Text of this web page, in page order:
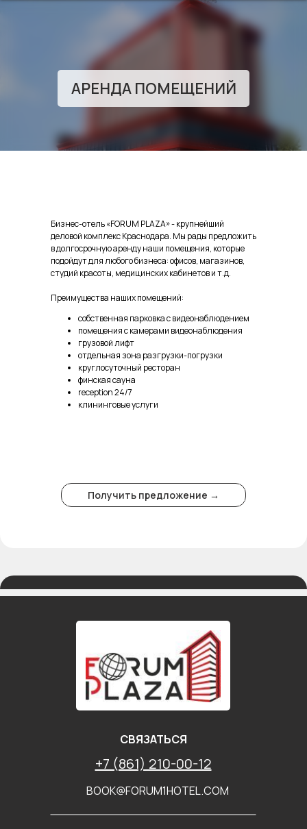
АРЕНДА ПОМЕЩЕНИЙ
Бизнес-отель «FORUM PLAZA» - крупнейший
деловой комплекс Краснодара. Мы рады предложить
в долгосрочную аренду наши помещения, которые
подойдут для любого бизнеса: офисов, магазинов,
студий красоты, медицинских кабинетов и т.д.
Преимущества наших помещений:
собственная парковка с видеонаблюдением
помещения с камерами видеонаблюдения
грузовой лифт
отдельная зона разгрузки-погрузки
круглосуточный ресторан
финская сауна
reception 24/7
клининговые услуги
Получить предложение →
СВЯЗАТЬСЯ
+7 (861) 210-00-12
BOOK@FORUM1HOTEL.COM